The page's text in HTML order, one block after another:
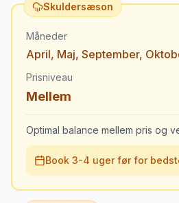
Skuldersæson
Måneder
April, Maj, September,
Prisniveau
Mellem
Optimal balance mellem pris og
Book 3-4 uger før for